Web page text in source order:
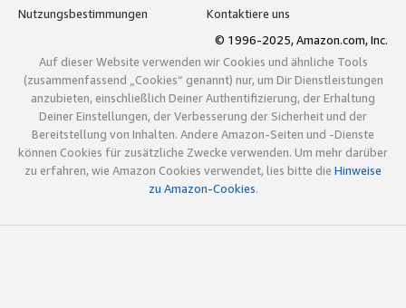
Nutzungsbestimmungen
Kontaktiere uns
© 1996-2025, Amazon.com, Inc.
Auf dieser Website verwenden wir Cookies und ähnliche Tools
(zusammenfassend „Cookies“ genannt) nur, um Dir Dienstleistungen
anzubieten, einschließlich Deiner Authentifizierung, der Erhaltung
Deiner Einstellungen, der Verbesserung der Sicherheit und der
Bereitstellung von Inhalten. Andere Amazon-Seiten und -Dienste
können Cookies für zusätzliche Zwecke verwenden. Um mehr darüber
zu erfahren, wie Amazon Cookies verwendet, lies bitte die Hinweise
zu Amazon-Cookies.